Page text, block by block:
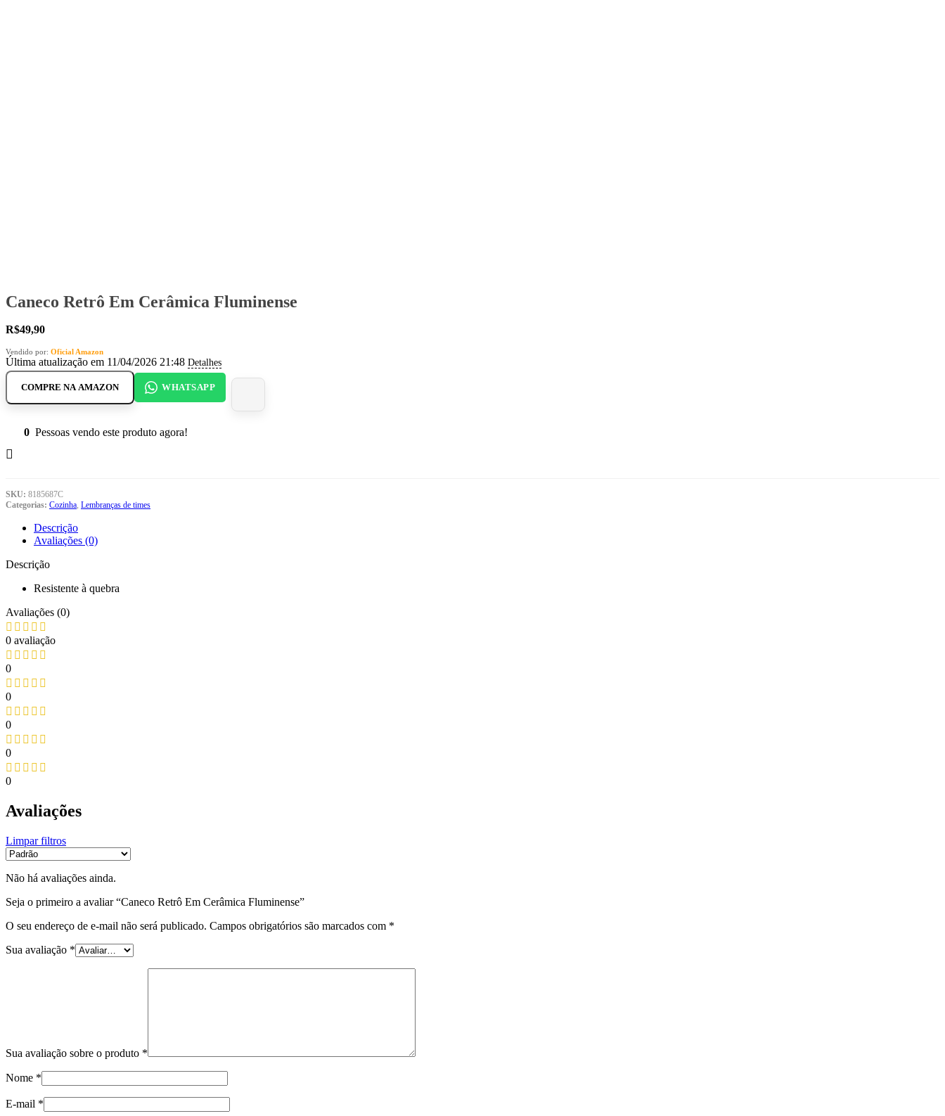
Caneco Retrô Em Cerâmica Fluminense
R$49,90
Vendido por: Oficial Amazon
Última atualização em 11/04/2026 21:48 Detalhes
COMPRE NA AMAZON WHATSAPP
0 Pessoas vendo este produto agora!
SKU: 8185687C
Categorias: Cozinha, Lembranças de times
Descrição
Avaliações (0)
Descrição
Resistente à quebra
Avaliações (0)
0 avaliação
0
0
0
0
0
Avaliações
Limpar filtros
Não há avaliações ainda.
Seja o primeiro a avaliar “Caneco Retrô Em Cerâmica Fluminense”
O seu endereço de e-mail não será publicado. Campos obrigatórios são marcados com *
Sua avaliação *
Sua avaliação sobre o produto *
Nome *
E-mail *